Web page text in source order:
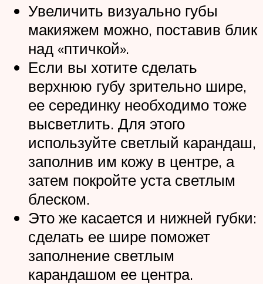
Увеличить визуально губы
макияжем можно, поставив блик
над «птичкой».
Если вы хотите сделать
верхнюю губу зрительно шире,
ее серединку необходимо тоже
высветлить. Для этого
используйте светлый карандаш,
заполнив им кожу в центре, а
затем покройте уста светлым
блеском.
Это же касается и нижней губки:
сделать ее шире поможет
заполнение светлым
карандашом ее центра.